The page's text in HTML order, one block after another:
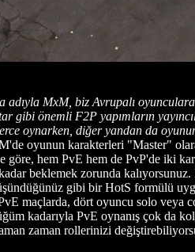
adıyla MxM, biz Avrupalı
önemli F2P yapımların
oynarken, diğer yandan da
oyunun karakterleri "Master"
göre, hem PvE hem de PvP'de iki
beklemek zorunda
gibi bir HotS formülü
maçlarda, dört oyuncu solo
kadarıyla PvE oynanış çok da
zaman rollerinizi